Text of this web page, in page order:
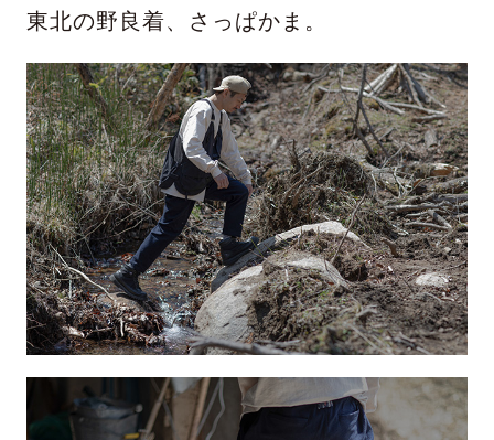
東北の野良着、さっぱかま。